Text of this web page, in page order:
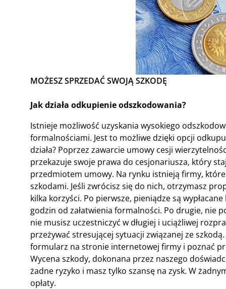
MOŻESZ SPRZEDAĆ SWOJĄ SZKODĘ
Jak działa odkupienie odszkodowania?
Istnieje możliwość uzyskania wysokiego
formalnościami. Jest to możliwe dzięki opcji
działa? Poprzez zawarcie umowy cesji
przekazuje swoje prawa do cesjonariusza, który
przedmiotem umowy. Na rynku istnieją firmy,
szkodami. Jeśli zwrócisz się do nich, otrzymasz
kilka korzyści. Po pierwsze, pieniądze są
godzin od załatwienia formalności. Po drugie, nie
nie musisz uczestniczyć w długiej i uciążliwej
przeżywać stresującej sytuacji związanej ze
formularz na stronie internetowej firmy i poznać
Wycena szkody, dokonana przez naszego
żadne ryzyko i masz tylko szansę na zysk. W
opłaty.